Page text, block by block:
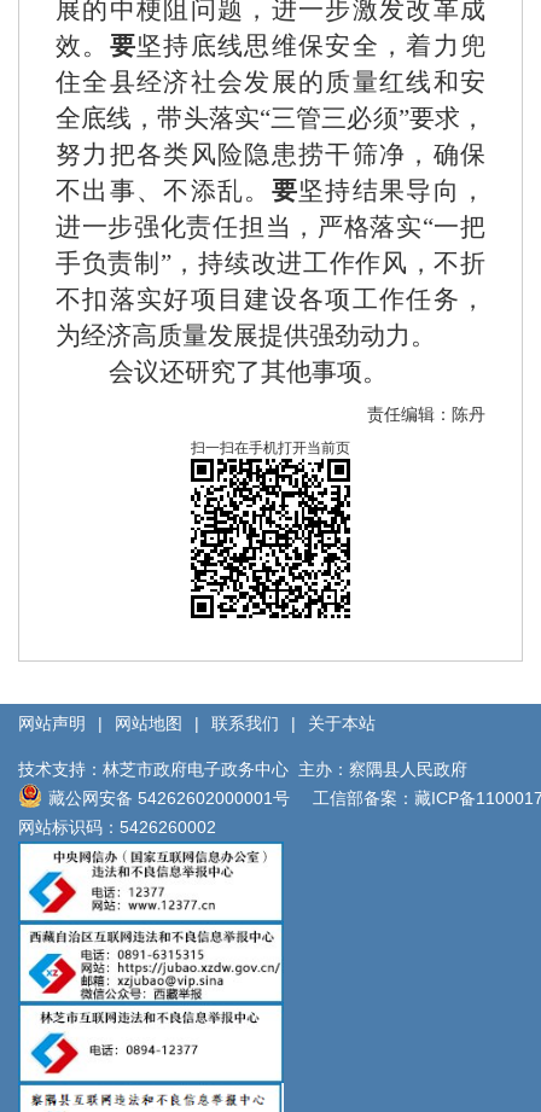
展的中梗阻问题，进一步激发改革成
效。 要坚持底线思维保安全，着力兜
住全县经济社会发展的质量红线和安
全底线，带头落实“三管三必须”要求，
努力把各类风险隐患捞干筛净，确保
不出事、不添乱。 要坚持结果导向，
进一步强化责任担当，严格落实“一把
手负责制”，持续改进工作作风，不折
不扣落实好项目建设各项工作任务，
为经济高质量发展提供强劲动力。
会议还研究了其他事项。
责任编辑：陈丹
扫一扫在手机打开当前页
网站声明 | 网站地图 | 联系我们 | 关于本站
技术支持：林芝市政府电子政务中心 主办：察隅县人民政府
工信部备案： 藏ICP备
藏公网安备 54262602000001号
网站标识码：5426260002